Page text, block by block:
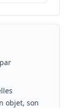
objet, son